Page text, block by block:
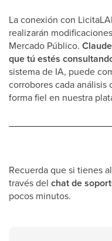
La conexión con
realizarán
Mercado Público.
que tú estés
sistema de IA, puede
corrobores cada análisis
forma fiel en nuestra
Recuerda que si tienes
través del chat de
pocos minutos.